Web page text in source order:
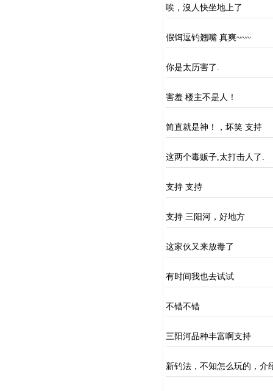
唉，沒人快坐地上了
假饵逗钓翘嘴 真爽~~~
你是太历害了.
害羞 楼主不是人！
简直就是神！，坏笑 支持
这两个毒贩子,太打击人了.
支持 支持
支持 三阳河，好地方
这家伙又来放毒了
有时间我也去试试
不错不错
三阳河品种丰富啊支持
新钓法，不知怎么玩的，介